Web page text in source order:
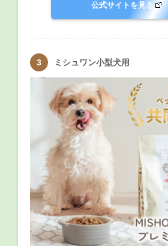
公式サイトを見る
ミシュワン小型犬用